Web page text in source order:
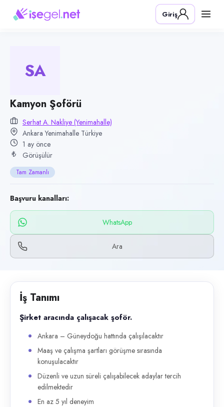
Pozisyon
Kamyon Şoförü
Kategori
Konum
Yenimahalle, Ankara
Çalışma şekli
Tam Zamanlı
Yayın tarihi
28 Haziran 2026
Son geçerlilik
26 Eylül 2026
Başvuru kanalları
WhatsApp, Telefon
Şirket aracında çalışacak şoför. Ankara – Güneydoğu hattında
Giriş
SA
Kamyon Şoförü
Serhat A. Nakliye (Yenimahalle)
Ankara Yenimahalle Türkiye
1 ay önce
Görüşülür
Tam Zamanlı
Başvuru kanalları:
WhatsApp
Ara
İş Tanımı
Şirket aracında çalışacak şoför.
Ankara – Güneydoğu hattında çalışılacaktır
Maaş ve çalışma şartları görüşme sırasında
konuşulacaktır
Düzenli ve uzun süreli çalışabilecek adaylar tercih
edilmektedir
En az 5 yıl deneyim